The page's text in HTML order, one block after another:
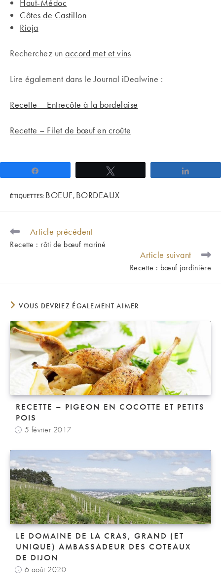
Haut-Médoc
Côtes de Castillon
Rioja
Recherchez un accord met et vins
Lire également dans le Journal iDealwine :
Recette – Entrecôte à la bordelaise
Recette – Filet de bœuf en croûte
ÉTIQUETTES: BOEUF, BORDEAUX
READ
MORE
ARTICLES
Article précédent
Recette : rôti de bœuf mariné
Article suivant
Recette : bœuf jardinière
VOUS DEVRIEZ ÉGALEMENT AIMER
RECETTE – PIGEON EN COCOTTE ET PETITS
POIS
5 février 2017
LE DOMAINE DE LA CRAS, GRAND (ET
UNIQUE) AMBASSADEUR DES COTEAUX
DE DIJON
6 août 2020